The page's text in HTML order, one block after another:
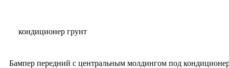
Бампер передний с центральным молдингом под